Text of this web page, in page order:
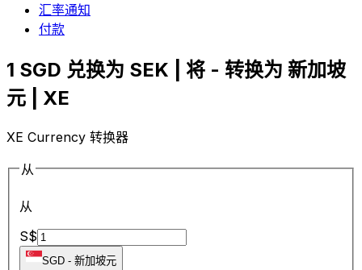
汇率通知
付款
1 SGD 兑换为 SEK | 将 - 转换为 新加坡
元 | XE
XE Currency 转换器
从
从
S$
SGD - 新加坡元